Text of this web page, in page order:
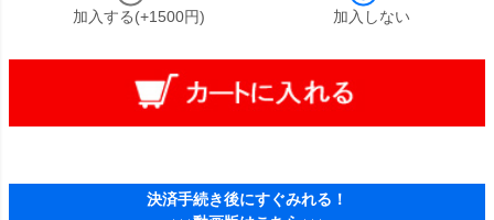
加入する(+1500円) 加入しない
決済手続き後にすぐみれる！